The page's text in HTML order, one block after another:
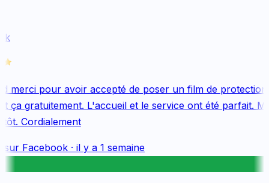
merci pour avoir accepté de poser un film de protection
ça gratuitement. L'accueil et le service ont été parfait.
Cordialement
Facebook· il y a 1 semaine